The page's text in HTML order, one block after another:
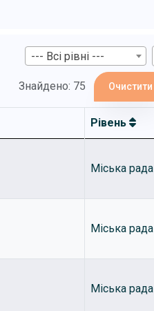
--- Всі рівні ---
Знайдено: 75 Очистити
Рівень
Міська рада
Міська рада
Міська рада